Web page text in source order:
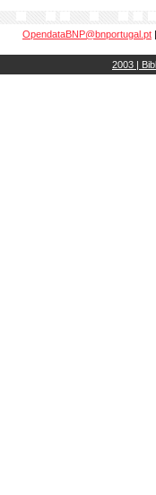
OpendataBNP@bnportugal.pt
2003 |